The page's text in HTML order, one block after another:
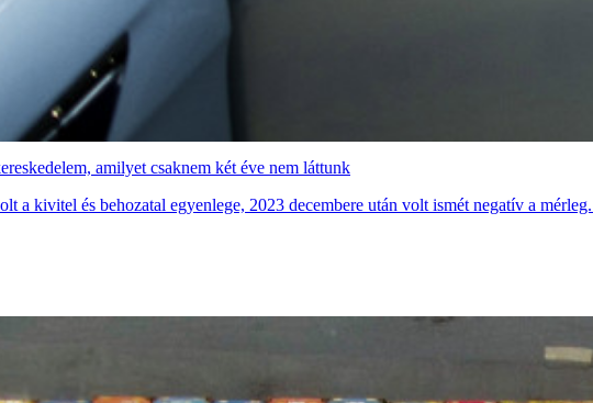
amilyet csaknem két éve nem láttunk
a kivitel és behozatal egyenlege, 2023 decembere után volt ismét negatív a